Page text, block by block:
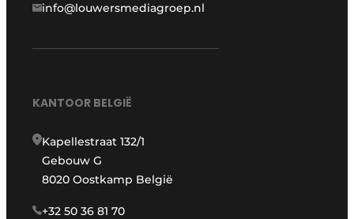
info@louwersmediagroep.nl
KANTOOR BELGIË
Kapellestraat 132/1
Gebouw G
8020 Oostkamp België
+32 50 36 81 70